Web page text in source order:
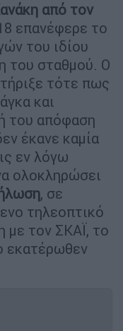
από τον
επανέφερε το
του ιδίου
του σταθμού. Ο
τότε πως
και
του απόφαση
έκανε καμία
εν λόγω
ολοκληρώσει
, σε
τηλεοπτικό
με τον ΣΚΑΪ, το
εκατέρωθεν